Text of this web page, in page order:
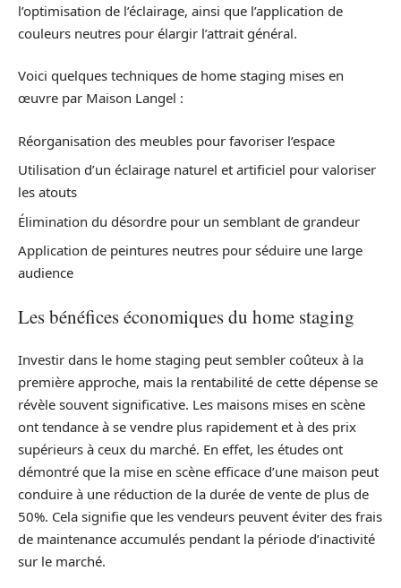
l’optimisation de l’éclairage, ainsi que l’application de
couleurs neutres pour élargir l’attrait général.
Voici quelques techniques de home staging mises en
œuvre par Maison Langel :
Réorganisation des meubles pour favoriser l’espace
Utilisation d’un éclairage naturel et artificiel pour valoriser
les atouts
Élimination du désordre pour un semblant de grandeur
Application de peintures neutres pour séduire une large
audience
Les bénéfices économiques du home staging
Investir dans le home staging peut sembler coûteux à la
première approche, mais la rentabilité de cette dépense se
révèle souvent significative. Les maisons mises en scène
ont tendance à se vendre plus rapidement et à des prix
supérieurs à ceux du marché. En effet, les études ont
démontré que la mise en scène efficace d’une maison peut
conduire à une réduction de la durée de vente de plus de
50%. Cela signifie que les vendeurs peuvent éviter des frais
de maintenance accumulés pendant la période d’inactivité
sur le marché.